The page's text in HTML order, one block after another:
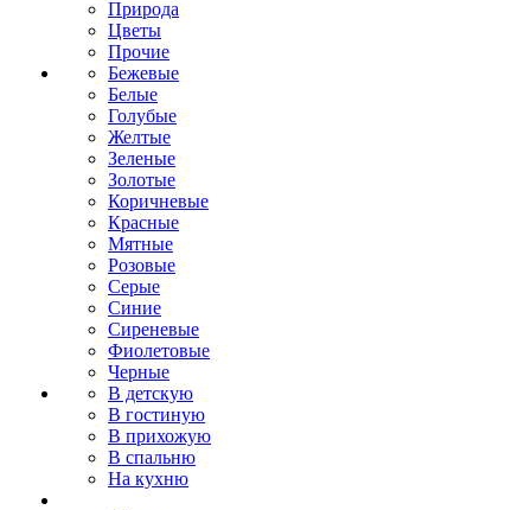
Природа
Цветы
Прочие
Бежевые
Белые
Голубые
Желтые
Зеленые
Золотые
Коричневые
Красные
Мятные
Розовые
Серые
Синие
Сиреневые
Фиолетовые
Черные
В детскую
В гостиную
В прихожую
В спальню
На кухню